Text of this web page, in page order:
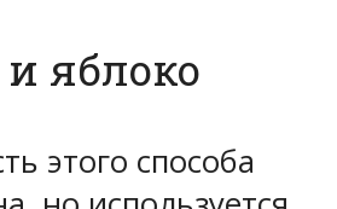
яблоко
этого способа